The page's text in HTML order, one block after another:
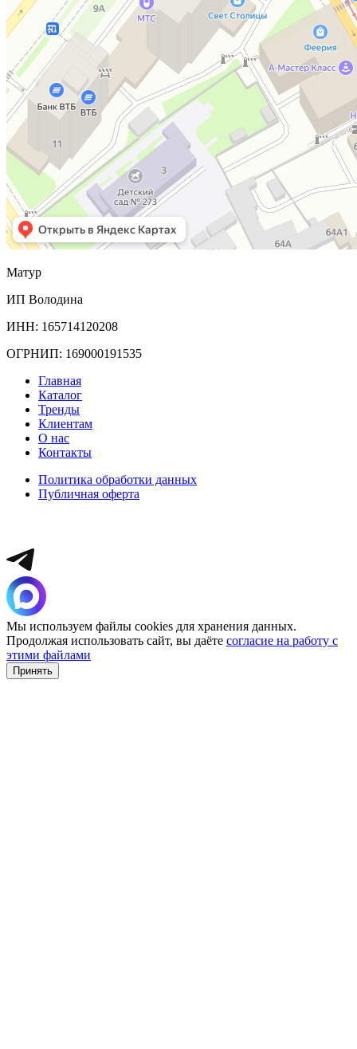
Матур
ИП Володина
ИНН: 165714120208
ОГРНИП: 169000191535
Главная
Каталог
Тренды
Клиентам
О нас
Контакты
Политика обработки данных
Публичная оферта
Мы используем файлы cookies для хранения данных.
Продолжая использовать сайт, вы даёте согласие на работу с
этими файлами
Принять